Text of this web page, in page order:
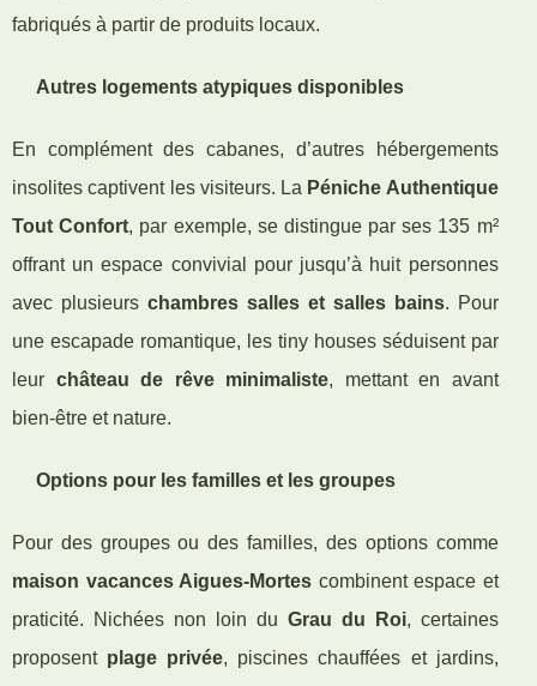
fabriqués à partir de produits locaux.
Autres logements atypiques disponibles
En complément des cabanes, d’autres hébergements
insolites captivent les visiteurs. La Péniche Authentique
Tout Confort, par exemple, se distingue par ses 135 m²
offrant un espace convivial pour jusqu’à huit personnes
avec plusieurs chambres salles et salles bains. Pour
une escapade romantique, les tiny houses séduisent par
leur château de rêve minimaliste, mettant en avant
bien-être et nature.
Options pour les familles et les groupes
Pour des groupes ou des familles, des options comme
maison vacances Aigues-Mortes combinent espace et
praticité. Nichées non loin du Grau du Roi, certaines
proposent plage privée, piscines chauffées et jardins,